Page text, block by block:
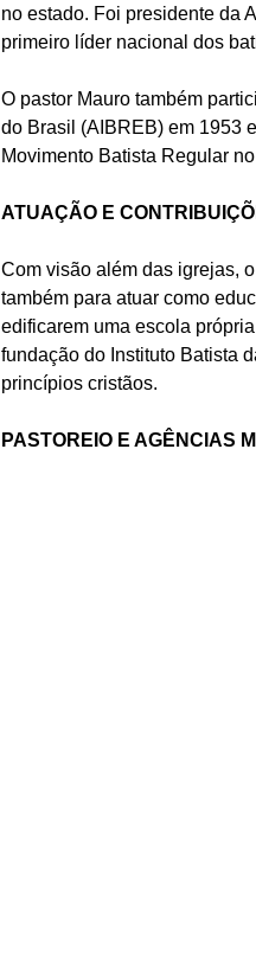
no estado. Foi presidente da
primeiro líder nacional dos
O pastor Mauro também
do Brasil (AIBREB) em 1953
Movimento Batista Regular
ATUAÇÃO E
Com visão além das igrejas,
também para atuar como
edificarem uma escola
fundação do Instituto Batista
princípios cristãos.
PASTOREIO E AGÊNCIAS